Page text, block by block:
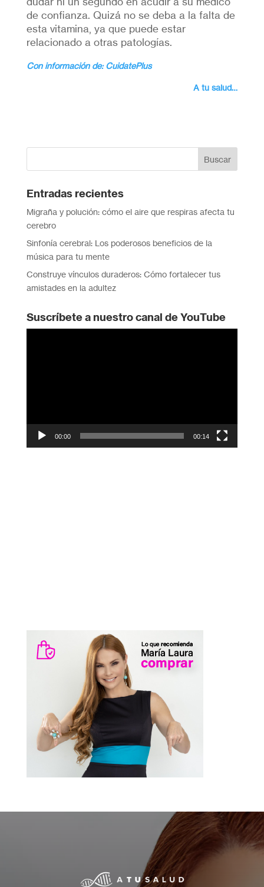
de confianza. Quizá no se deba a la falta de
esta vitamina, ya que puede estar
relacionado a otras patologías.
Con información de: CuidatePlus
A tu salud…
Entradas recientes
Migraña y polución: cómo el aire que respiras afecta tu
cerebro
Sinfonía cerebral: Los poderosos beneficios de la
música para tu mente
Construye vínculos duraderos: Cómo fortalecer tus
amistades en la adultez
Suscríbete a nuestro canal de YouTube
00:00 00:14